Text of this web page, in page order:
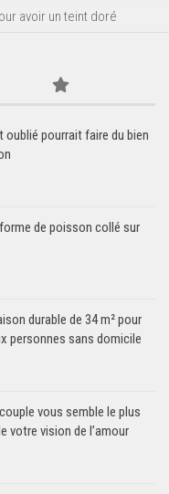
avoir un teint doré
oublié pourrait faire du bien
de poisson collé sur
durable de 34 m² pour
personnes sans domicile
vous semble le plus
votre vision de l’amour